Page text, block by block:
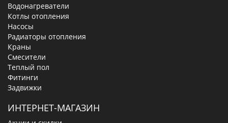
Водонагреватели
Котлы отопления
Насосы
Радиаторы отопления
Краны
Смесители
Теплый пол
Фитинги
Задвижки
ИНТЕРНЕТ-МАГАЗИН